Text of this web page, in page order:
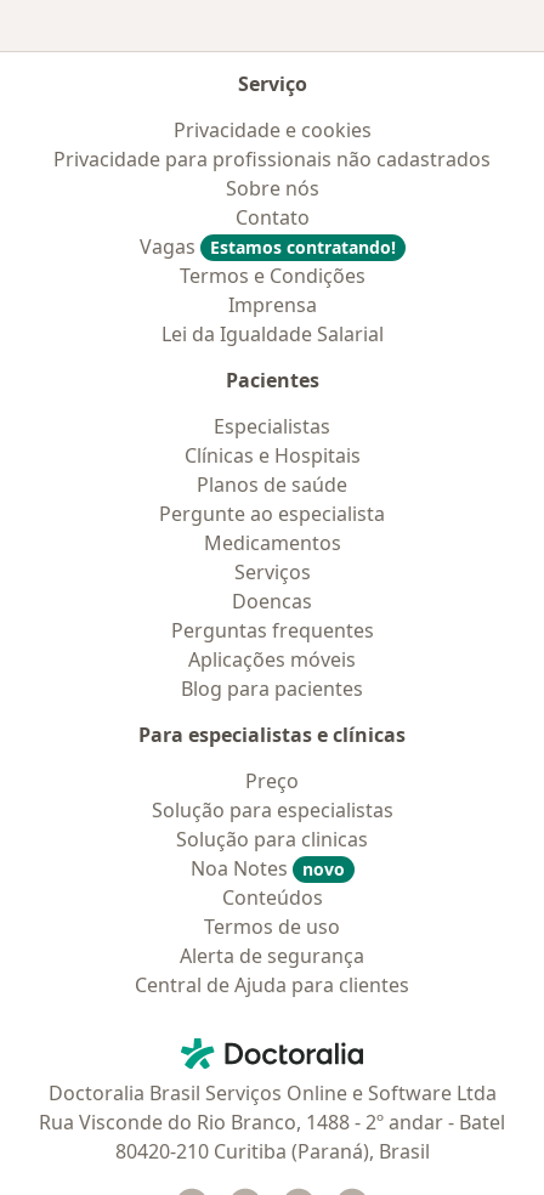
Serviço
Privacidade e cookies
Privacidade para profissionais não cadastrados
Sobre nós
Contato
Vagas
Estamos contratando!
Termos e Condições
Imprensa
Lei da Igualdade Salarial
Pacientes
Especialistas
Clínicas e Hospitais
Planos de saúde
Pergunte ao especialista
Medicamentos
Serviços
Doencas
Perguntas frequentes
Aplicações móveis
Blog para pacientes
Para especialistas e clínicas
Preço
Solução para especialistas
Solução para clinicas
Noa Notes
novo
Conteúdos
Termos de uso
Alerta de segurança
Central de Ajuda para clientes
Doctoralia - Homepage
Doctoralia Brasil Serviços Online e Software Ltda
Rua Visconde do Rio Branco, 1488 - 2º andar - Batel
80420-210 Curitiba (Paraná), Brasil